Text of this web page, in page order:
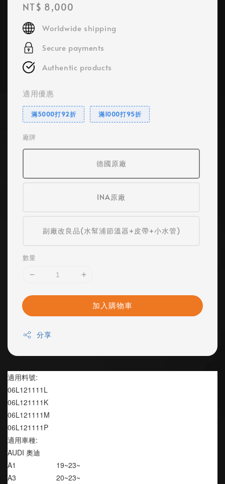
Regular
price
NT$ 8,000
Worldwide shipping
Secure payments
Authentic products
適用優惠
滿5000打92折 滿1000打95折
廠牌
德國原廠
INA原廠
副廠改良品(水幫浦節溫器+皮帶+小水管)
數量
加入購物車
分享
適用料號:
06L121111L
06L121111K
06L121111M
06L121111P
適用車種:
AUDI 奧迪
A1                    19~23~
A3                    20~23~